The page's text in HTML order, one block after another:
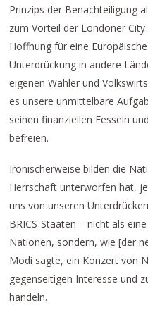
Prinzips der Benachteiligung
zum Vorteil der Londoner
Hoffnung für eine
Unterdrückung in andere
eigenen Wähler und
es unsere unmittelbare
seinen finanziellen Fesseln
befreien.
Ironischerweise bilden die
Herrschaft unterworfen hat,
uns von unseren
BRICS-Staaten – nicht als
Nationen, sondern, wie [der
Modi sagte, ein Konzert von
gegenseitigen Interesse und
handeln.